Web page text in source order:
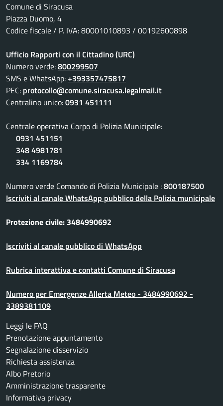
Comune di Siracusa
Piazza Duomo, 4
Codice fiscale / P. IVA: 80001010893 / 00192600898
Ufficio Rapporti con il Cittadino (URC)
Numero verde:800299507
SMS e WhatsApp:+393357475817
PEC: protocollo@comune.siracusa.legalmail.it
Centralino unico:0931 451111
Centrale operativa Corpo di Polizia Municipale:
0931 451151
348 4981781
334 1169784
Numero verde Comando di Polizia Municipale :800187500
Iscriviti al canale WhatsApp pubblico della Polizia municipale
Protezione civile: 3484990692
Iscriviti al canale pubblico di WhatsApp
Rubrica interattiva e contatti Comune di Siracusa
Numero per Emergenze Allerta Meteo - 3484990692 -
3389381109
Leggi le FAQ
Prenotazione appuntamento
Segnalazione disservizio
Richiesta assistenza
Albo Pretorio
Amministrazione trasparente
Informativa privacy